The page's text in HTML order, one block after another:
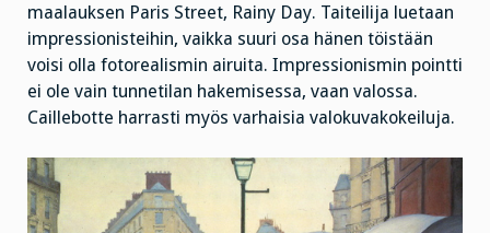
maalauksen Paris Street, Rainy Day. Taiteilija luetaan
impressionisteihin, vaikka suuri osa hänen töistään
voisi olla fotorealismin airuita. Impressionismin pointti
ei ole vain tunnetilan hakemisessa, vaan valossa.
Caillebotte harrasti myös varhaisia valokuvakokeiluja.